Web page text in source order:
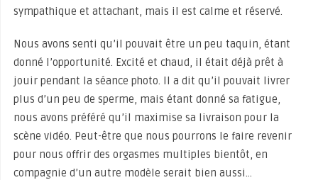
sympathique et attachant, mais il est calme et réservé.
Nous avons senti qu’il pouvait être un peu taquin, étant
donné l’opportunité. Excité et chaud, il était déjà prêt à
jouir pendant la séance photo. Il a dit qu’il pouvait livrer
plus d’un peu de sperme, mais étant donné sa fatigue,
nous avons préféré qu’il maximise sa livraison pour la
scène vidéo. Peut-être que nous pourrons le faire revenir
pour nous offrir des orgasmes multiples bientôt, en
compagnie d’un autre modèle serait bien aussi…